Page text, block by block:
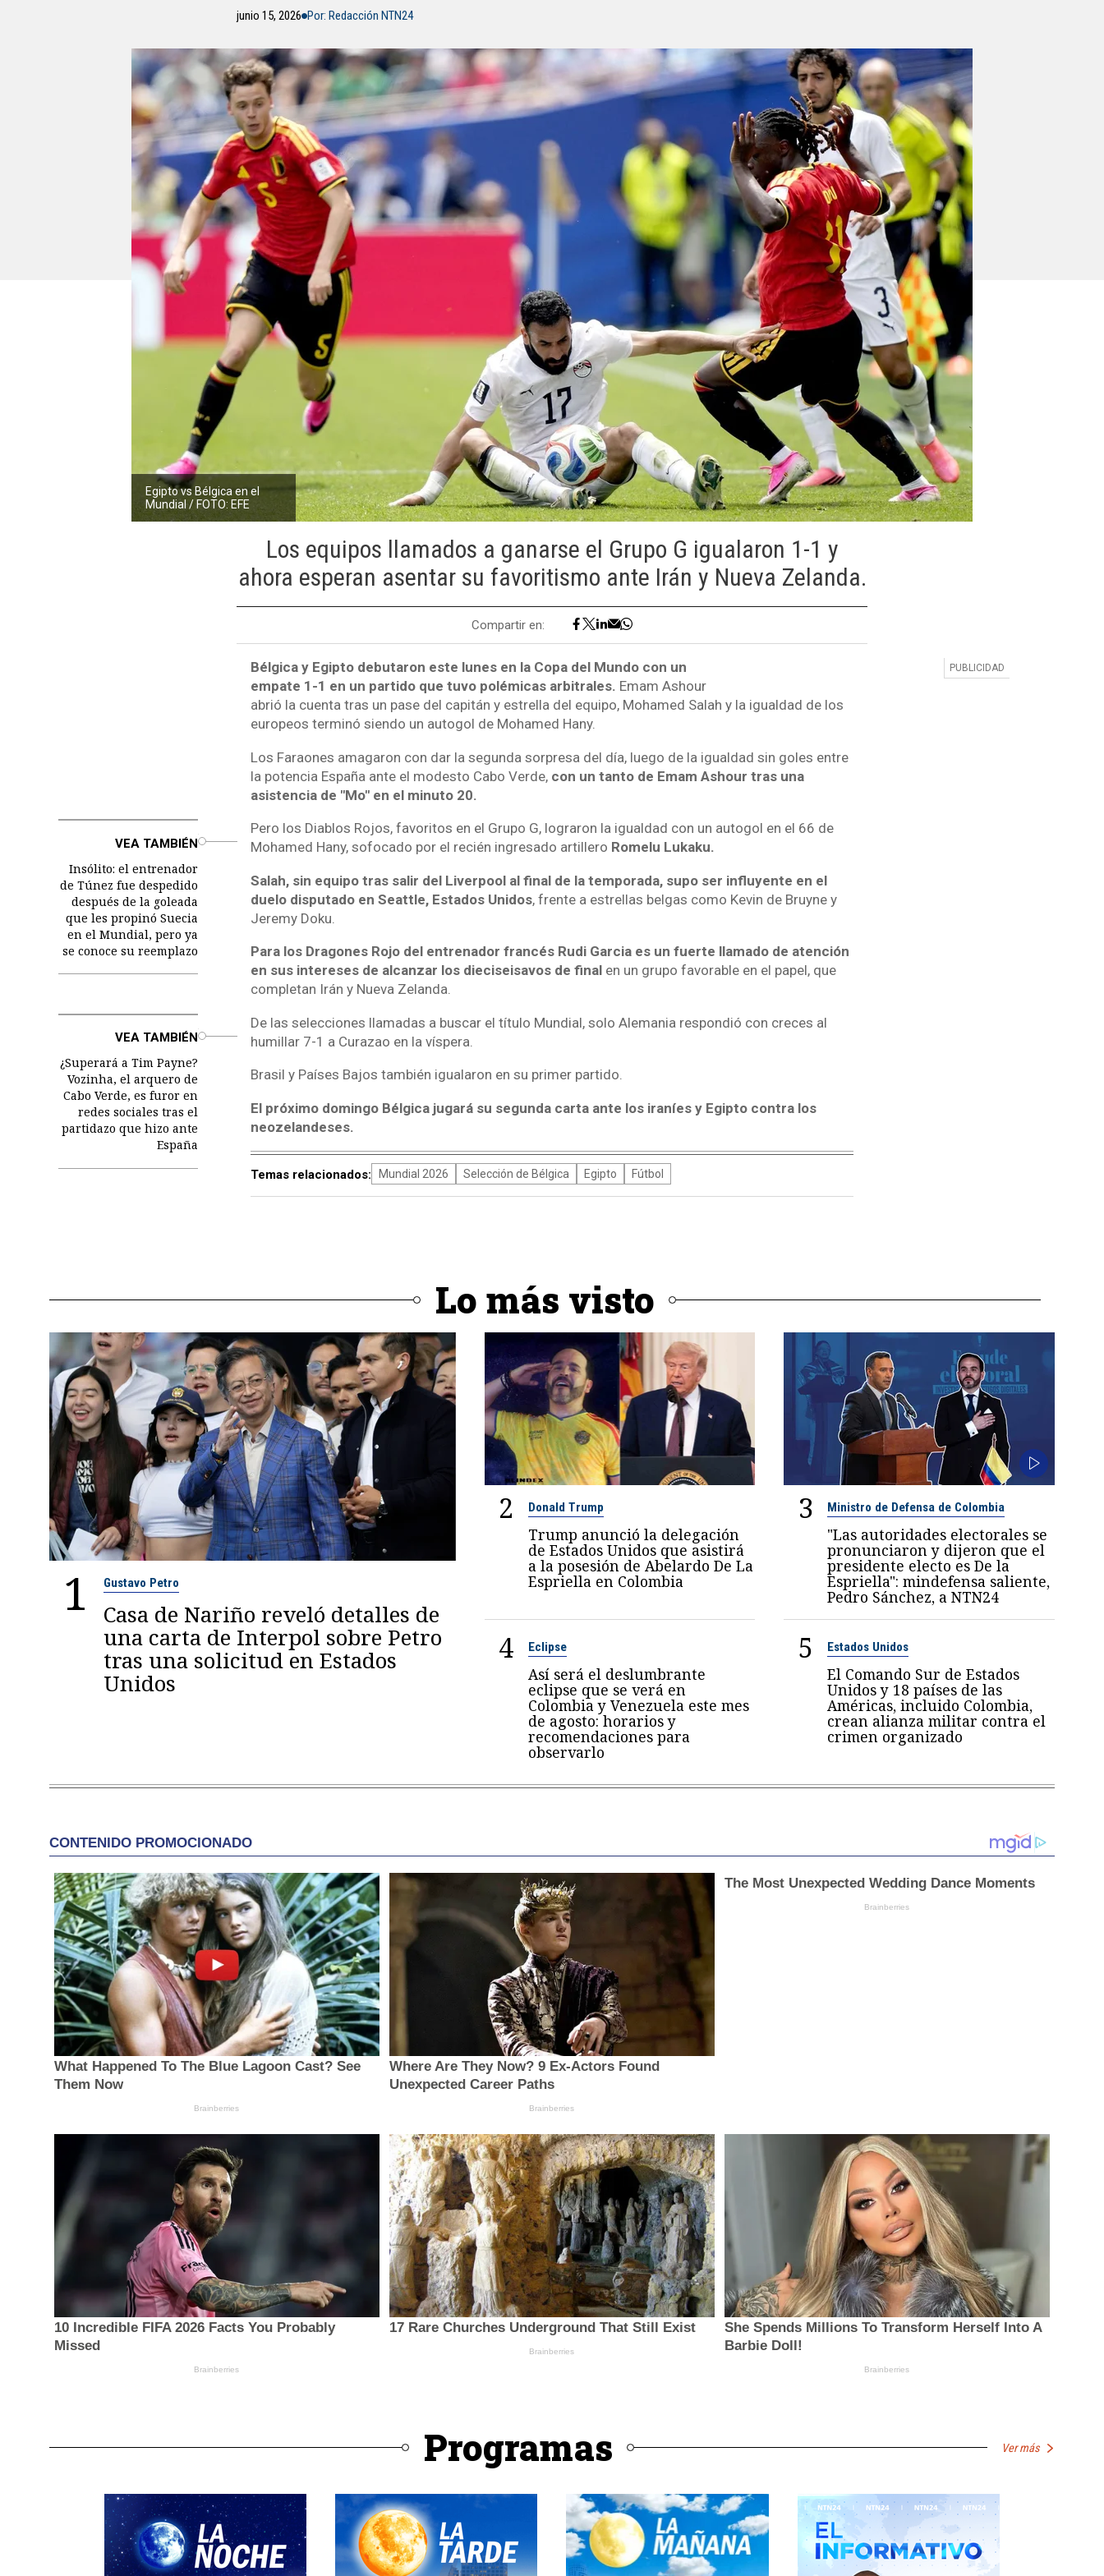
junio 15, 2026 Por: Redacción NTN24
Egipto vs Bélgica en el
Mundial / FOTO: EFE
Los equipos llamados a ganarse el Grupo G igualaron 1-1 y
ahora esperan asentar su favoritismo ante Irán y Nueva Zelanda.
Compartir en:
Bélgica y Egipto debutaron este lunes en la Copa del Mundo con un
empate 1-1 en un partido que tuvo polémicas arbitrales. Emam Ashour
abrió la cuenta tras un pase del capitán y estrella del equipo, Mohamed Salah y la igualdad de los
europeos terminó siendo un autogol de Mohamed Hany.
Los Faraones amagaron con dar la segunda sorpresa del día, luego de la igualdad sin goles entre
la potencia España ante el modesto Cabo Verde, con un tanto de Emam Ashour tras una
asistencia de "Mo" en el minuto 20.
VEA TAMBIÉN
Insólito: el entrenador
de Túnez fue despedido
después de la goleada
que les propinó Suecia
en el Mundial, pero ya
se conoce su reemplazo
Pero los Diablos Rojos, favoritos en el Grupo G, lograron la igualdad con un autogol en el 66 de
Mohamed Hany, sofocado por el recién ingresado artillero Romelu Lukaku.
Salah, sin equipo tras salir del Liverpool al final de la temporada, supo ser influyente en el
duelo disputado en Seattle, Estados Unidos, frente a estrellas belgas como Kevin de Bruyne y
Jeremy Doku.
Para los Dragones Rojo del entrenador francés Rudi Garcia es un fuerte llamado de atención
en sus intereses de alcanzar los dieciseisavos de finalen un grupo favorable en el papel, que
completan Irán y Nueva Zelanda.
VEA TAMBIÉN
¿Superará a Tim Payne?
Vozinha, el arquero de
Cabo Verde, es furor en
redes sociales tras el
partidazo que hizo ante
España
De las selecciones llamadas a buscar el título Mundial, solo Alemania respondió con creces al
humillar 7-1 a Curazao en la víspera.
Brasil y Países Bajos también igualaron en su primer partido.
El próximo domingo Bélgica jugará su segunda carta ante los iraníes y Egipto contra los
neozelandeses.
Temas relacionados: Mundial 2026 Selección de Bélgica Egipto Fútbol
Lo más visto
1 Gustavo Petro
Casa de Nariño reveló detalles de
una carta de Interpol sobre Petro
tras una solicitud en Estados
Unidos
2 Donald Trump
Trump anunció la delegación
de Estados Unidos que asistirá
a la posesión de Abelardo De La
Espriella en Colombia
3 Ministro de Defensa de Colombia
"Las autoridades electorales se
pronunciaron y dijeron que el
presidente electo es De la
Espriella": mindefensa saliente,
Pedro Sánchez, a NTN24
4 Eclipse
Así será el deslumbrante
eclipse que se verá en
Colombia y Venezuela este mes
de agosto: horarios y
recomendaciones para
observarlo
5 Estados Unidos
El Comando Sur de Estados
Unidos y 18 países de las
Américas, incluido Colombia,
crean alianza militar contra el
crimen organizado
Programas Ver más